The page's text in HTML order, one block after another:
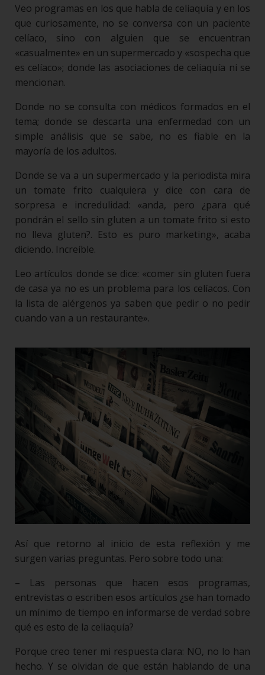
Veo programas en los que habla de celiaquía y en los
que curiosamente, no se conversa con un paciente
celíaco, sino con alguien que se encuentran
«casualmente» en un supermercado y «sospecha que
es celíaco»; donde las asociaciones de celiaquía ni se
mencionan.
Donde no se consulta con médicos formados en el
tema; donde se descarta una enfermedad con un
simple análisis que se sabe, no es fiable en la
mayoría de los adultos.
Donde se va a un supermercado y la periodista mira
un tomate frito cualquiera y dice con cara de
sorpresa e incredulidad: «anda, pero ¿para qué
pondrán el sello sin gluten a un tomate frito si esto
no lleva gluten?. Esto es puro marketing», acaba
diciendo. Increíble.
Leo artículos donde se dice: «comer sin gluten fuera
de casa ya no es un problema para los celíacos. Con
la lista de alérgenos ya saben que pedir o no pedir
cuando van a un restaurante».
Así que retorno al inicio de esta reflexión y me
surgen varias preguntas. Pero sobre todo una:
– Las personas que hacen esos programas,
entrevistas o escriben esos artículos ¿se han tomado
un mínimo de tiempo en informarse de verdad sobre
qué es esto de la celiaquía?
Porque creo tener mi respuesta clara: NO, no lo han
hecho. Y se olvidan de que están hablando de una